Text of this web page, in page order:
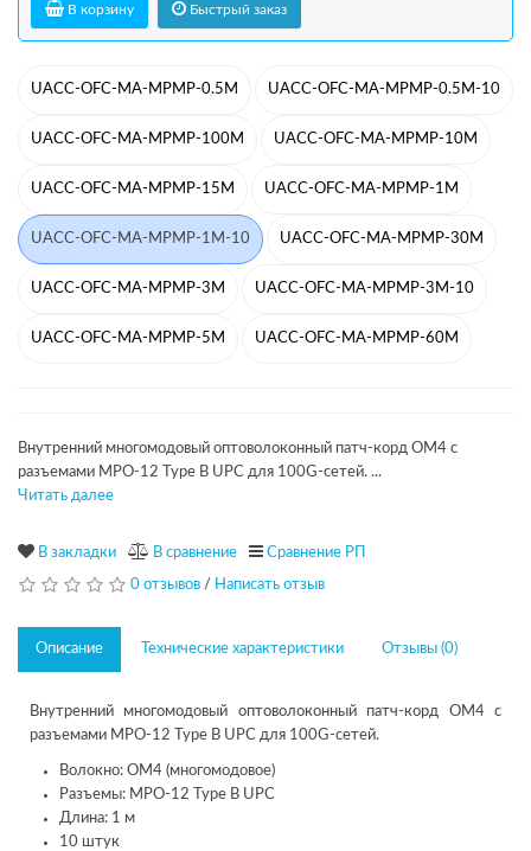
В корзину Быстрый заказ
UACC-OFC-MA-MPMP-0.5M UACC-OFC-MA-MPMP-0.5M-10
UACC-OFC-MA-MPMP-100M UACC-OFC-MA-MPMP-10M
UACC-OFC-MA-MPMP-15M UACC-OFC-MA-MPMP-1M
UACC-OFC-MA-MPMP-1M-10 UACC-OFC-MA-MPMP-30M
UACC-OFC-MA-MPMP-3M UACC-OFC-MA-MPMP-3M-10
UACC-OFC-MA-MPMP-5M UACC-OFC-MA-MPMP-60M
Внутренний многомодовый оптоволоконный патч-корд OM4 с
разъемами MPO-12 Type B UPC для 100G-сетей. ...
Читать далее
В закладки В сравнение Сравнение РП
0 отзывов / Написать отзыв
Описание Технические характеристики Отзывы (0)
Внутренний многомодовый оптоволоконный патч-корд OM4 с
разъемами MPO-12 Type B UPC для 100G-сетей.
Волокно: OM4 (многомодовое)
Разъемы: MPO-12 Type B UPC
Длина: 1 м
10 штук